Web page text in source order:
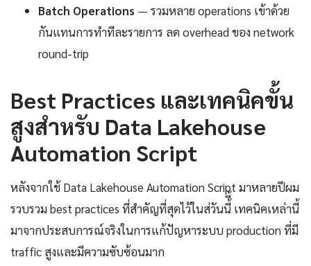
Batch Operations — รวมหลาย operations เข้าด้วย
กันแทนการทำทีละรายการ ลด overhead ของ network
round-trip
Best Practices และเทคนิคขั้น
สูงสำหรับ Data Lakehouse
Automation Script
หลังจากใช้ Data Lakehouse Automation Script มาหลายปีผม
รวบรวม best practices ที่สำคัญที่สุดไว้ในส่วันนี้ี้ เทคนิคเหล่านี้
มาจากประสบการณ์จริงในการแก้ปัญหาระบบ production ที่มี
traffic สูงและมีความซับซ้อนมาก